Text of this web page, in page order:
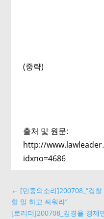
(중략)
출처 및 원문:
http://
idxno=4686
← [민중의소리]200708_“검
할 일 하고 싸워라”
[로리더]200708_김경율 경제